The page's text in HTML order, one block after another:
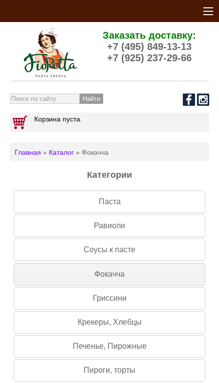
Заказать доставку:
+7 (495) 849-13-13
+7 (925) 237-29-66
Корзина пуста.
Главная » Каталог » Фокачча
Категории
Паста
Равиоли
Соусы к пасте
Фокачча
Гриссини
Крекеры, Хлебцы
Печенье, Пирожные
Пироги, торты